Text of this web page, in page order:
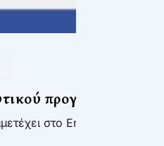
προγράμματος
στο Erasmus+